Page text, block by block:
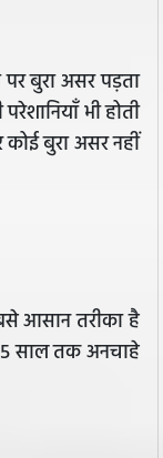
पर बुरा असर पड़ता
भी होती
कोई बुरा असर नहीं
आसान तरीका है
5 साल तक अनचाहे